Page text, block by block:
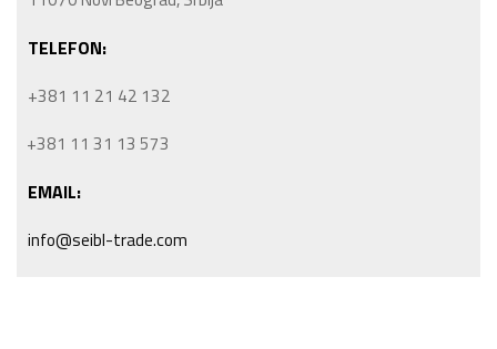
TELEFON:
+381 11 21 42 132
+381 11 31 13 573
EMAIL:
info@seibl-trade.com